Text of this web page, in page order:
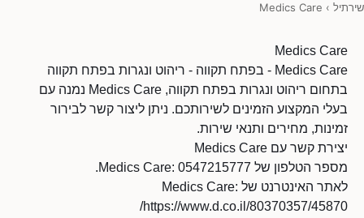
שירתיל ›
Medics Care
Medics Care
Medics Care - בפתח תקווה - ריהוט ונגרות בפתח תקווה
בתחום ריהוט ונגרות בפתח תקווה, Medics Care נמנה עם
בעלי המקצוע הזמינים לשירותכם. ניתן ליצור קשר לבירור
זמינות, מחירים ותנאי שירות.
יצירת קשר עם Medics Care
מספר הטלפון של Medics Care: 0547215777.
לאתר האינטרנט של Medics Care:
https://www.d.co.il/80370357/45870/